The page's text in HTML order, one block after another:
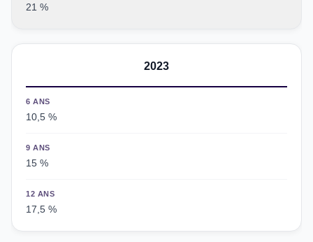
21 %
2023
6 ANS
10,5 %
9 ANS
15 %
12 ANS
17,5 %